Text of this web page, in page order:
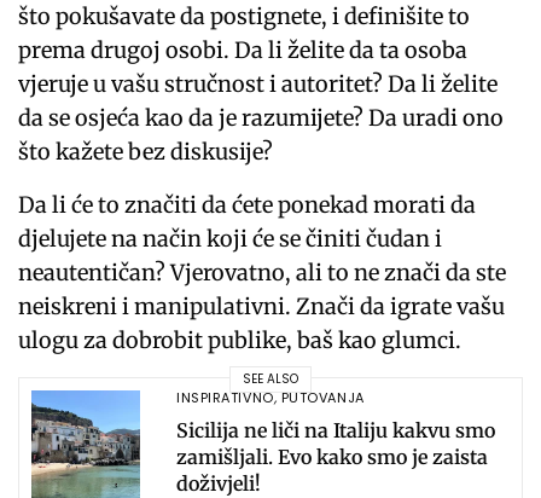
što pokušavate da postignete, i definišite to
prema drugoj osobi. Da li želite da ta osoba
vjeruje u vašu stručnost i autoritet? Da li želite
da se osjeća kao da je razumijete? Da uradi ono
što kažete bez diskusije?
Da li će to značiti da ćete ponekad morati da
djelujete na način koji će se činiti čudan i
neautentičan? Vjerovatno, ali to ne znači da ste
neiskreni i manipulativni. Znači da igrate vašu
ulogu za dobrobit publike, baš kao glumci.
SEE ALSO
INSPIRATIVNO, PUTOVANJA
Sicilija ne liči na Italiju kakvu smo
zamišljali. Evo kako smo je zaista
doživjeli!